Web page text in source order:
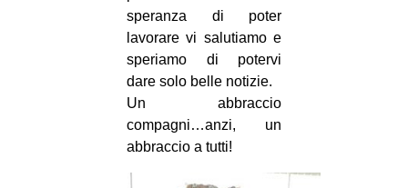
speranza di poter
lavorare vi salutiamo e
speriamo di potervi
dare solo belle notizie.
Un abbraccio
compagni…anzi, un
abbraccio a tutti!